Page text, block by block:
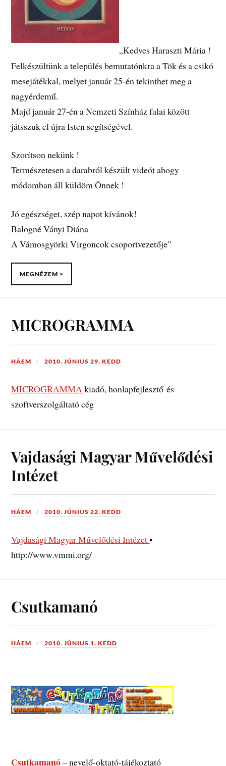
„Kedves Haraszti Mária !
Felkészültünk a település bemutatónkra a Tök és a csikó
mesejátékkal, melyet január 25-én tekinthet meg a
nagyérdemű.
Majd január 27-én a Nemzeti Színház falai között
játsszuk el újra Isten segítségével.
Szorítson nekünk !
Természetesen a darabról készült videót ahogy
módomban áll küldöm Önnek !
Jó egészséget, szép napot kívánok!
Balogné Ványi Diána
A Vámosgyörki Virgoncok csoportvezetője”
MEGNÉZEM >
MICROGRAMMA
HÁEM 2010. JÚNIUS 29. KEDD
MICROGRAMMAkiadó, honlapfejlesztő és
szoftverszolgáltató cég
Vajdasági Magyar Művelődési
Intézet
HÁEM 2010. JÚNIUS 22. KEDD
Vajdasági Magyar Művelődési Intézet•
http://www.vmmi.org/
Csutkamanó
HÁEM 2010. JÚNIUS 1. KEDD
Csutkamanó– nevelő-oktató-tájékoztató